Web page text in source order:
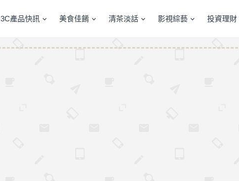
3C產品快訊 美食佳餚 清茶淡話 影視綜藝 投資理財